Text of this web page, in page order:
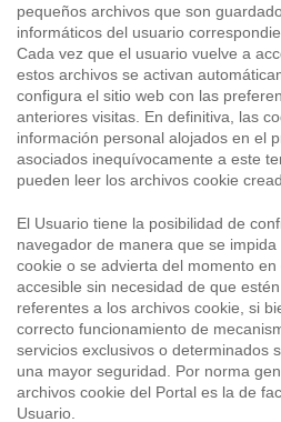
pequeños archivos que son
informáticos del usuario
Cada vez que el usuario vuelve a
estos archivos se activan
configura el sitio web con las
anteriores visitas. En definitiva, las
información personal alojados en el
asociados inequívocamente a este
pueden leer los archivos cookie
El Usuario tiene la posibilidad de
navegador de manera que se
cookie o se advierta del momento
accesible sin necesidad de que
referentes a los archivos cookie, si
correcto funcionamiento de
servicios exclusivos o determinados
una mayor seguridad. Por norma
archivos cookie del Portal es la de
Usuario.